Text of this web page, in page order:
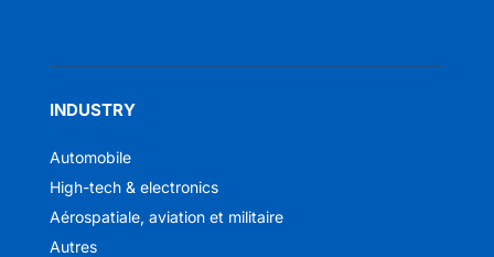
INDUSTRY
Automobile
High-tech & electronics
Aérospatiale, aviation et militaire
Autres